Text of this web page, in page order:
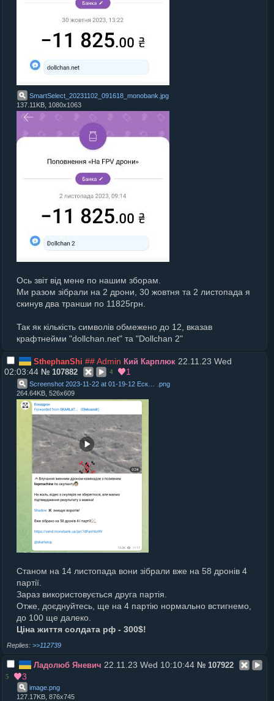
SmartSelect_20231102_091618_monobank jpg
137.11KB, 1080x1063
Ось звіт від мене по нашим зборам.
Ми разом зібрали на 2 дрони, 30 жовтня та 2 листопада я
скинув два транши по 11825грн.
Так як кількість символів обмежено до 12, вказав
крафтнейми "dollchan.net" та "Dollchan 2"
SthephanShi ## Admin Кий Карплюк 22.11.23 Wed
02:03:44 № 107882 4 1
png
264.64KB, 526x609
Станом на 14 листопада вони зібрали вже на 58 дронів 4
партії.
Зараз використовується друга партія.
Отже, доєднуйтесь, ще на 4 партію нормально встигнемо,
до 100 ще далеко.
Ціна життя солдата рф - 300$!
>>112739
Ладолюб Яневич 22.11.23 Wed 10:10:44 № 107922
5 3
image png
127.17KB, 876x745